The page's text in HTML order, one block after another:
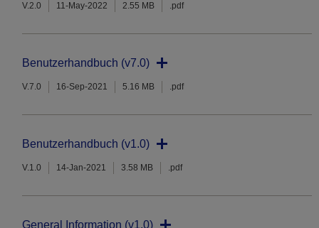
V.2.0 11-May-2022 2.55 MB .pdf
Benutzerhandbuch (v7.0)
V.7.0 16-Sep-2021 5.16 MB .pdf
Benutzerhandbuch (v1.0)
V.1.0 14-Jan-2021 3.58 MB .pdf
General Information (v1.0)